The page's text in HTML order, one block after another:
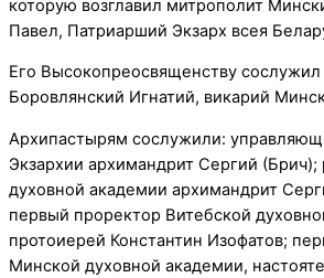
которую возглавил митрополит
Павел, Патриарший Экзарх всея
Его Высокопреосвященству сослужил
Боровлянский Игнатий, викарий
Архипастырям сослужили:
Экзархии архимандрит Сергий
духовной академии архимандрит
первый проректор Витебской
протоиерей Константин Изофатов;
Минской духовной академии,